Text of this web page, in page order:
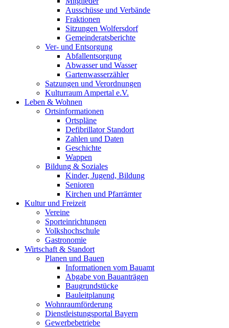
Ausschüsse und Verbände
Fraktionen
Sitzungen Wolfersdorf
Gemeinderatsberichte
Ver- und Entsorgung
Abfallentsorgung
Abwasser und Wasser
Gartenwasserzähler
Satzungen und Verordnungen
Kulturraum Ampertal e.V.
Leben & Wohnen
Ortsinformationen
Ortspläne
Defibrillator Standort
Zahlen und Daten
Geschichte
Wappen
Bildung & Soziales
Kinder, Jugend, Bildung
Senioren
Kirchen und Pfarrämter
Kultur und Freizeit
Vereine
Sporteinrichtungen
Volkshochschule
Gastronomie
Wirtschaft & Standort
Planen und Bauen
Informationen vom Bauamt
Abgabe von Bauanträgen
Baugrundstücke
Bauleitplanung
Wohnraumförderung
Dienstleistungsportal Bayern
Gewerbebetriebe